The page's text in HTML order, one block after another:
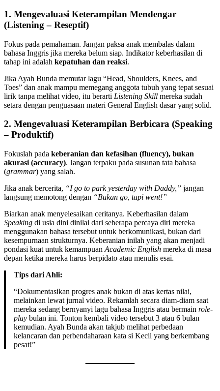
1. Mengevaluasi Keterampilan Mendengar
(Listening – Reseptif)
Fokus pada pemahaman. Jangan paksa anak membalas dalam
bahasa Inggris jika mereka belum siap. Indikator keberhasilan di
tahap ini adalah kepatuhan dan reaksi.
Jika Ayah Bunda memutar lagu “Head, Shoulders, Knees, and
Toes” dan anak mampu memegang anggota tubuh yang tepat sesuai
lirik tanpa melihat video, itu berarti Listening Skill mereka sudah
setara dengan penguasaan materi General English dasar yang solid.
2. Mengevaluasi Keterampilan Berbicara (Speaking
– Produktif)
Fokuslah pada keberanian dan kefasihan (fluency), bukan
akurasi (accuracy). Jangan terpaku pada susunan tata bahasa
(grammar) yang salah.
Jika anak bercerita, “I go to park yesterday with Daddy,” jangan
langsung memotong dengan “Bukan go, tapi went!”
Biarkan anak menyelesaikan ceritanya. Keberhasilan dalam
Speaking di usia dini dinilai dari seberapa percaya diri mereka
menggunakan bahasa tersebut untuk berkomunikasi, bukan dari
kesempurnaan strukturnya. Keberanian inilah yang akan menjadi
pondasi kuat untuk kemampuan Academic English mereka di masa
depan ketika mereka harus berpidato atau menulis esai.
Tips dari Ahli:
“Dokumentasikan progres anak bukan di atas kertas nilai,
melainkan lewat jurnal video. Rekamlah secara diam-diam saat
mereka sedang bernyanyi lagu bahasa Inggris atau bermain role-
play bulan ini. Tonton kembali video tersebut 3 atau 6 bulan
kemudian. Ayah Bunda akan takjub melihat perbedaan
kelancaran dan perbendaharaan kata si Kecil yang berkembang
pesat!”